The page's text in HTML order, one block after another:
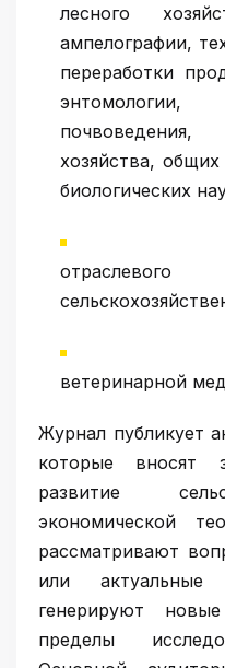
лесного
ампелографии,
переработки
хозяйства,
биологических
ветеринарной
Журнал публикует
которые вносят
развитие
экономической
рассматривают
или
генерируют
пределы